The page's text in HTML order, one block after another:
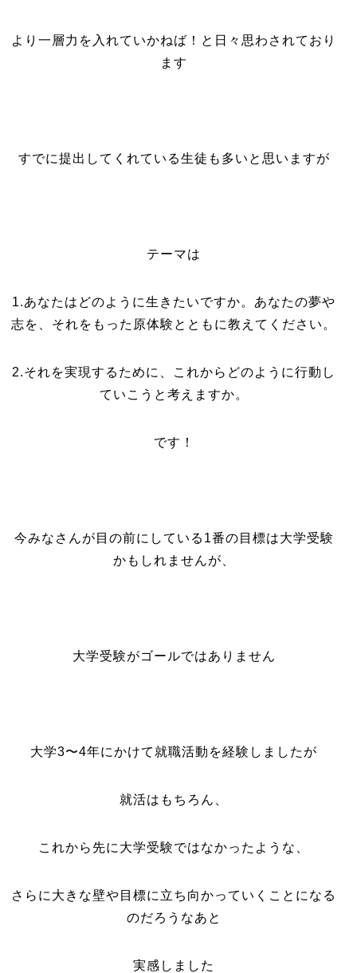
より一層力を入れていかねば！と日々思わされており
ます
すでに提出してくれている生徒も多いと思いますが
テーマは
1.あなたはどのように生きたいですか。あなたの夢や
志を、それをもった原体験とともに教えてください。
2.それを実現するために、これからどのように行動し
ていこうと考えますか。
です！
今みなさんが目の前にしている1番の目標は大学受験
かもしれませんが、
大学受験がゴールではありません
大学3〜4年にかけて就職活動を経験しましたが
就活はもちろん、
これから先に大学受験ではなかったような、
さらに大きな壁や目標に立ち向かっていくことになる
のだろうなあと
実感しました